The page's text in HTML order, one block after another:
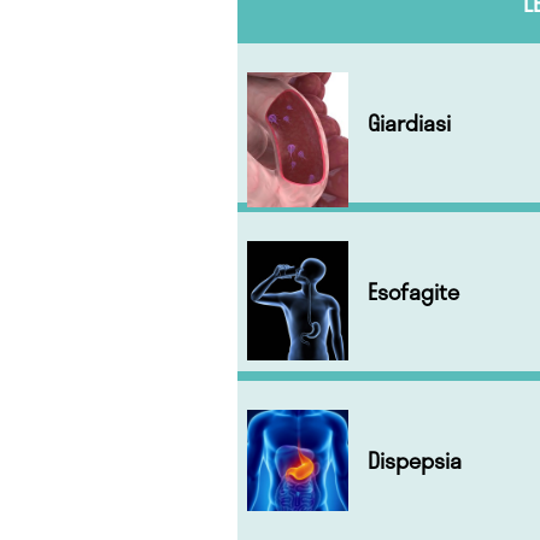
Giardiasi
Esofagite
Dispepsia